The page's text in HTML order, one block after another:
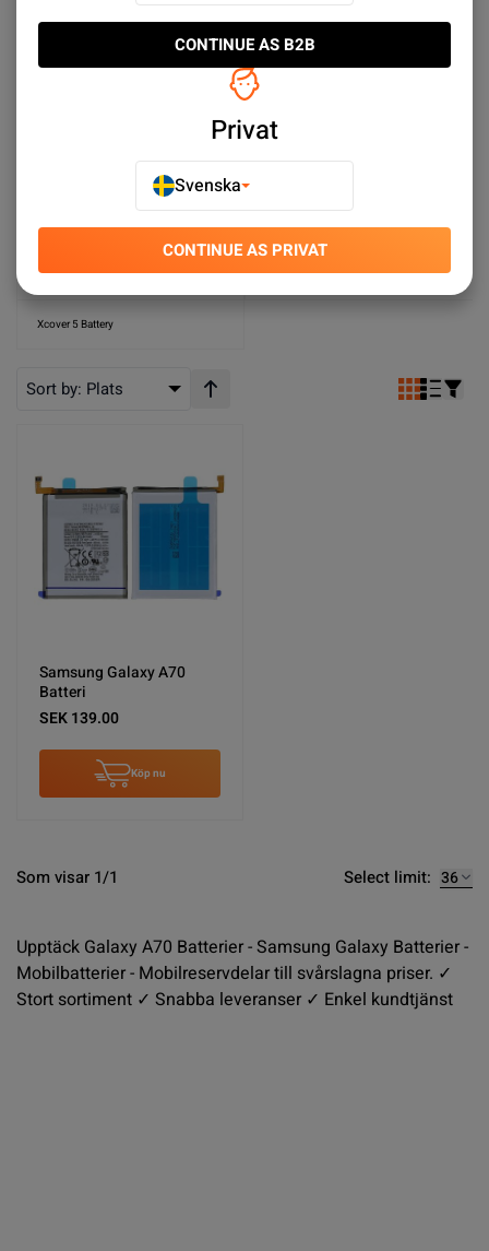
Galaxy A7 Batterier
Galaxy J5 Batterier
Galaxy J4 Plus/J6 Plus Batterier
Galaxy Ace Batterier Galaxy i8910 Omnia Batterier
Samsung Galaxy Tabs Batteries Galaxy Xcover 6 Pro Batterier
Xcover 5 Battery
Sort by: Plats Stigande ordning
Samsung Galaxy A70
Batteri
SEK 139.00
Köp nu
Som visar 1/1 Select limit:
Upptäck Galaxy A70 Batterier - Samsung Galaxy Batterier -
Mobilbatterier - Mobilreservdelar till svårslagna priser. ✓
Stort sortiment ✓ Snabba leveranser ✓ Enkel kundtjänst
CONTINUE AS B2B
Privat
Svenska
CONTINUE AS PRIVAT